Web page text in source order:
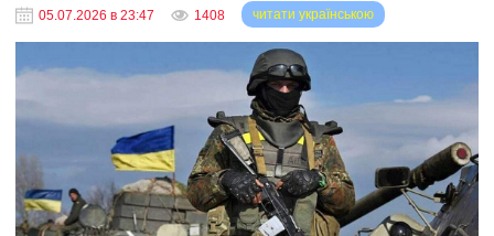
05.07.2026 в 23:47 1408 читати українською